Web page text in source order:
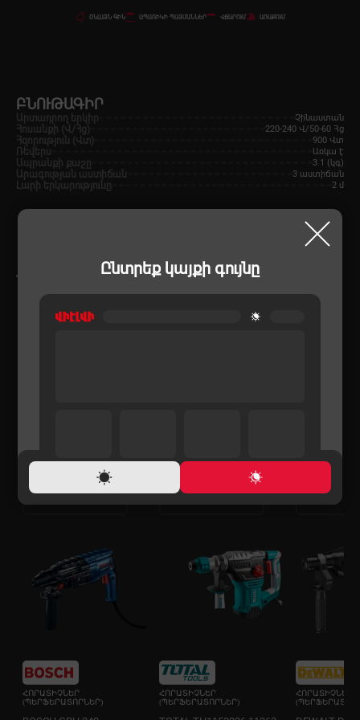
Ընտրեք կայքի գույնը
ՕՆԼԱՅՆ ԳԻՆ ԱՊԱՌԻԿԻ ՊԱՅՄԱՆՆԵՐ ՎՃԱՐՈՒՄ ԱՌԱՔՈՒՄ
ԲՆՈՒԹԱԳԻՐ
Արտադրող երկիր Չինաստան
Հոսանքի (Վ/Հց) 220-240 Վ/50-60 Հց
Հզորություն (Վտ) 900 Վտ
Ռեվերս Առկա է
Ապրանքի քաշը 3.1 (կգ)
Արագության աստիճան 3 աստիճան
Լարի երկարությունը 2 մ
ՆՄԱՆԱՏԻՊ ԱՊՐԱՆՔՆԵՐ
ՀՈՐԱՏԻՉՆԵՐ
(ՊԵՐՖԵՐԱՏՈՐՆԵՐ)
ՀՈՐԱՏԻՉՆԵՐ
(ՊԵՐՖԵՐԱՏՈՐՆԵՐ)
ՀՈՐԱՏԻՉՆԵՐ